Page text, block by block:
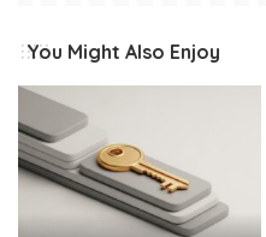
You Might Also Enjoy